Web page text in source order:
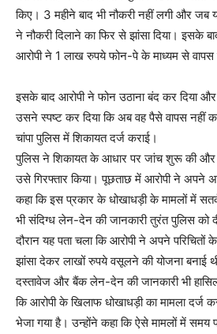
किए। 3 महीने बाद भी नौकरी नहीं लगी और जब
ने नौकरी दिलाने का फिर से झांसा दिया। इसके
आरोपी ने 1 लाख रुपये फोन-पे के माध्यम से वापस
इसके बाद आरोपी ने फोन उठाना बंद कर दिया
उसने स्पष्ट कर दिया कि अब वह पैसे वापस नहीं
चांपा पुलिस में शिकायत दर्ज कराई।
पुलिस ने शिकायत के आधार पर जांच शुरू की और
उसे गिरफ्तार किया। पूछताछ में आरोपी ने अपने
कहा कि इस प्रकार के धोखाधड़ी के मामलों में
भी संदिग्ध लेन-देन की जानकारी तुरंत पुलिस को
दौरान यह पता चला कि आरोपी ने अपने परिचितों
झांसा देकर लाखों रुपये वसूलने की योजना बनाई
दस्तावेज और बैंक लेन-देन की जानकारी भी
कि आरोपी के खिलाफ धोखाधड़ी का मामला दर्ज
भेजा गया है। उन्होंने कहा कि ऐसे मामलों में समय